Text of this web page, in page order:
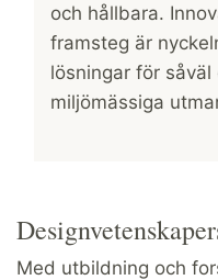
och hållbara.
framsteg är
lösningar för såväl
miljömässiga
Med utbildning och